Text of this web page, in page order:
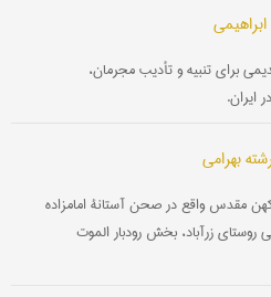
برای تنبیه و تأدیب مجرمان،
ایران.
بهرامی
کهن مقدس واقع در صحن آستانۀ امامزاده
زرآباد، بخش رودبار الموت